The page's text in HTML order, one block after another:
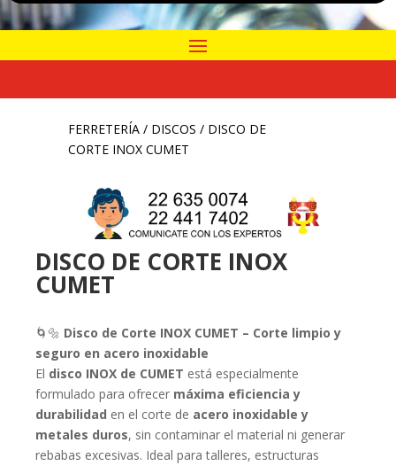
FERRETERÍA/ DISCOS / DISCO DE
CORTE INOX CUMET
DISCO DE CORTE INOX
CUMET
🌀🔩 Disco de Corte INOX CUMET – Corte limpio y
seguro en acero inoxidable
El disco INOX de CUMET está especialmente
formulado para ofrecer máxima eficiencia y
durabilidad en el corte de acero inoxidable y
metales duros, sin contaminar el material ni generar
rebabas excesivas. Ideal para talleres, estructuras